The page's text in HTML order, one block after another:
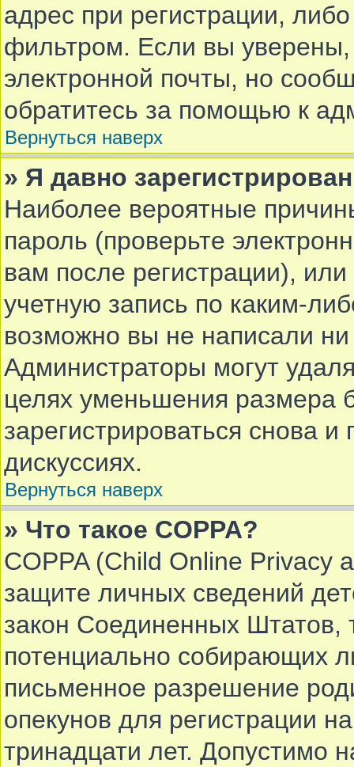
адрес при регистрации,
фильтром. Если вы
электронной почты, но
обратитесь за помощью к
Вернуться наверх
» Я давно
Наиболее вероятные
пароль (проверьте
вам после регистрации),
учетную запись по каким-
возможно вы не написали
Администраторы могут
целях уменьшения размера
зарегистрироваться снова и
дискуссиях.
Вернуться наверх
» Что такое COPPA?
COPPA (Child Online Privacy
защите личных сведений
закон Соединенных Штатов,
потенциально собирающих
письменное разрешение
опекунов для регистрации
тринадцати лет. Допустимо